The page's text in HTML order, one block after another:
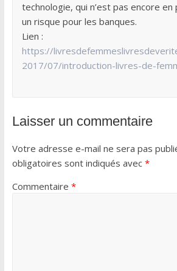
technologie, qui n’est pas encore
un risque pour les banques.
Lien :
https://
2017/07/introduction-livres-de-
Laisser un commentaire
Votre adresse e-mail ne sera pas
obligatoires sont indiqués avec *
Commentaire *